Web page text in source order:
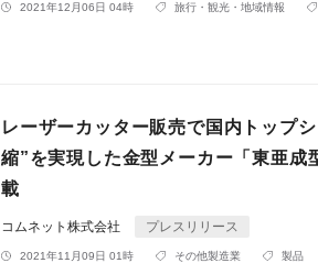
2021年12月06日 04時 旅行・観光・地域情報
レーザーカッター販売で国内トップ
縮”を実現した金型メーカー「東亜
載
コムネット株式会社 プレスリリース
2021年11月09日 01時 その他製造業 製品